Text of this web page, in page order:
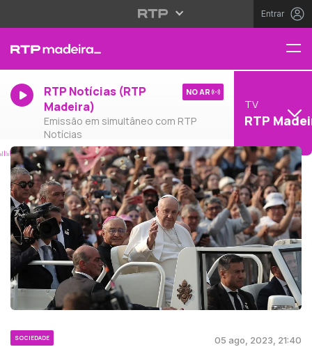
Entrar
RTP Notícias (RTP
Madeira)
Emissão em simultâneo com RTP
Notícias
NO AR
TV
RTP
SOCIEDADE 05 ago, 2023, 21:40